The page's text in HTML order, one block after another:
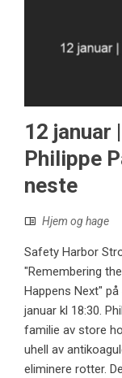
12 januar
Philippe
neste
Hjem og hage
Safety Harbor
"Remembering
Happens Next"
januar kl 18:30.
familie av store
uhell av
eliminere rotter.